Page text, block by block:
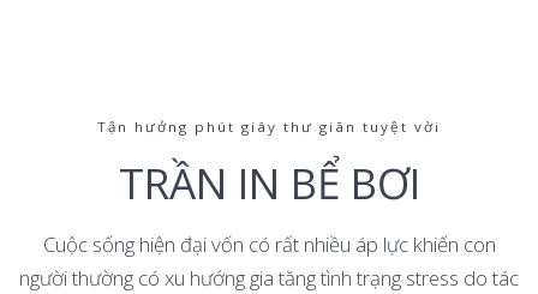
Tận hưởng phút giây thư giãn tuyệt vời
TRẦN IN BỂ BƠI
Cuộc sống hiện đại vốn có rất nhiều áp lực khiến con
người thường có xu hướng gia tăng tình trạng stress do tác